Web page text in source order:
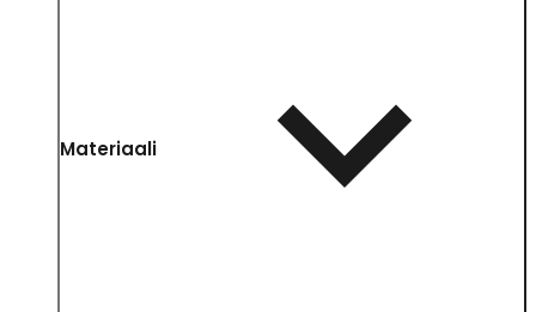
Materiaali